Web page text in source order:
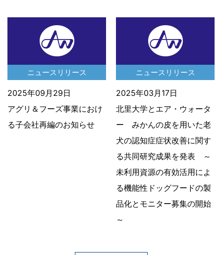
2025年09月29日
ニュースリリース
アグリ＆フーズ事業におけ
る子会社再編のお知らせ
2025年03月17日
ニュースリリース
北里大学とエア・ウォータ
ー みかんの皮を用いた老
犬の認知症症状改善に関す
る共同研究成果を発表 ～
未利用資源の有効活用によ
る機能性ドッグフードの製
品化とモニター募集の開始
～